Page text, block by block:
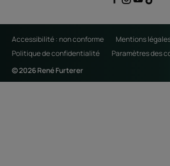
Accessibilité : non conforme
Mentions
Politique de confidentialité
Paramètres des
© 2026 René Furterer